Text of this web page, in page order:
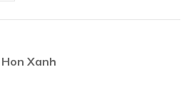
Xanh